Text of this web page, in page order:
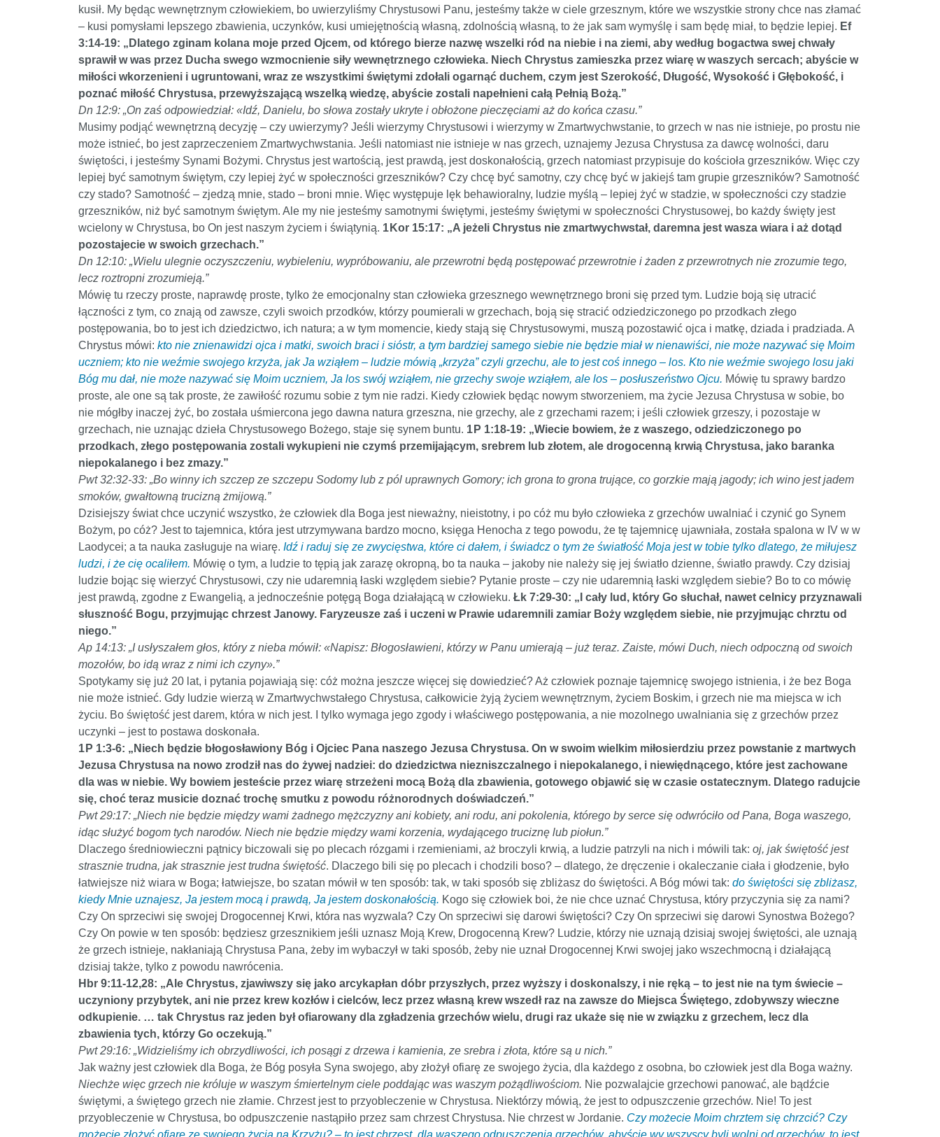
kusił. My będąc wewnętrznym człowiekiem, bo uwierzyliśmy Chrystusowi Panu, jesteśmy także w ciele grzesznym, które we wszystkie strony chce nas złamać
– kusi pomysłami lepszego zbawienia, uczynków, kusi umiejętnością własną, zdolnością własną, to że jak sam wymyślę i sam będę miał, to będzie lepiej. Ef
3:14-19: „Dlatego zginam kolana moje przed Ojcem, od którego bierze nazwę wszelki ród na niebie i na ziemi, aby według bogactwa swej chwały
sprawił w was przez Ducha swego wzmocnienie siły wewnętrznego człowieka. Niech Chrystus zamieszka przez wiarę w waszych sercach; abyście w
miłości wkorzenieni i ugruntowani, wraz ze wszystkimi świętymi zdołali ogarnąć duchem, czym jest Szerokość, Długość, Wysokość i Głębokość, i
poznać miłość Chrystusa, przewyższającą wszelką wiedzę, abyście zostali napełnieni całą Pełnią Bożą.”
Dn 12:9: „On zaś odpowiedział: «Idź, Danielu, bo słowa zostały ukryte i obłożone pieczęciami aż do końca czasu.”
Musimy podjąć wewnętrzną decyzję – czy uwierzymy? Jeśli wierzymy Chrystusowi i wierzymy w Zmartwychwstanie, to grzech w nas nie istnieje, po prostu nie
może istnieć, bo jest zaprzeczeniem Zmartwychwstania. Jeśli natomiast nie istnieje w nas grzech, uznajemy Jezusa Chrystusa za dawcę wolności, daru
świętości, i jesteśmy Synami Bożymi. Chrystus jest wartością, jest prawdą, jest doskonałością, grzech natomiast przypisuje do kościoła grzeszników. Więc czy
lepiej być samotnym świętym, czy lepiej żyć w społeczności grzeszników? Czy chcę być samotny, czy chcę być w jakiejś tam grupie grzeszników? Samotność
czy stado? Samotność – zjedzą mnie, stado – broni mnie. Więc występuje lęk behawioralny, ludzie myślą – lepiej żyć w stadzie, w społeczności czy stadzie
grzeszników, niż być samotnym świętym. Ale my nie jesteśmy samotnymi świętymi, jesteśmy świętymi w społeczności Chrystusowej, bo każdy święty jest
wcielony w Chrystusa, bo On jest naszym życiem i świątynią. 1 Kor 15:17: „A jeżeli Chrystus nie zmartwychwstał, daremna jest wasza wiara i aż dotąd
pozostajecie w swoich grzechach.”
Dn 12:10: „Wielu ulegnie oczyszczeniu, wybieleniu, wypróbowaniu, ale przewrotni będą postępować przewrotnie i żaden z przewrotnych nie zrozumie tego,
lecz roztropni zrozumieją.”
Mówię tu rzeczy proste, naprawdę proste, tylko że emocjonalny stan człowieka grzesznego wewnętrznego broni się przed tym. Ludzie boją się utracić
łączności z tym, co znają od zawsze, czyli swoich przodków, którzy poumierali w grzechach, boją się stracić odziedziczonego po przodkach złego
postępowania, bo to jest ich dziedzictwo, ich natura; a w tym momencie, kiedy stają się Chrystusowymi, muszą pozostawić ojca i matkę, dziada i pradziada. A
Chrystus mówi: kto nie znienawidzi ojca i matki, swoich braci i sióstr, a tym bardziej samego siebie nie będzie miał w nienawiści, nie może nazywać się Moim
uczniem; kto nie weźmie swojego krzyża, jak Ja wziąłem – ludzie mówią „krzyża” czyli grzechu, ale to jest coś innego – los. Kto nie weźmie swojego losu jaki
Bóg mu dał, nie może nazywać się Moim uczniem, Ja los swój wziąłem, nie grzechy swoje wziąłem, ale los – posłuszeństwo Ojcu. Mówię tu sprawy bardzo
proste, ale one są tak proste, że zawiłość rozumu sobie z tym nie radzi. Kiedy człowiek będąc nowym stworzeniem, ma życie Jezusa Chrystusa w sobie, bo
nie mógłby inaczej żyć, bo została uśmiercona jego dawna natura grzeszna, nie grzechy, ale z grzechami razem; i jeśli człowiek grzeszy, i pozostaje w
grzechach, nie uznając dzieła Chrystusowego Bożego, staje się synem buntu. 1 P 1:18-19: „Wiecie bowiem, że z waszego, odziedziczonego po
przodkach, złego postępowania zostali wykupieni nie czymś przemijającym, srebrem lub złotem, ale drogocenną krwią Chrystusa, jako baranka
niepokalanego i bez zmazy.”
Pwt 32:32-33: „Bo winny ich szczep ze szczepu Sodomy lub z pól uprawnych Gomory; ich grona to grona trujące, co gorzkie mają jagody; ich wino jest jadem
smoków, gwałtowną trucizną żmijową.”
Dzisiejszy świat chce uczynić wszystko, że człowiek dla Boga jest nieważny, nieistotny, i po cóż mu było człowieka z grzechów uwalniać i czynić go Synem
Bożym, po cóż? Jest to tajemnica, która jest utrzymywana bardzo mocno, księga Henocha z tego powodu, że tę tajemnicę ujawniała, została spalona w IV w w
Laodycei; a ta nauka zasługuje na wiarę. Idź i raduj się ze zwycięstwa, które ci dałem, i świadcz o tym że światłość Moja jest w tobie tylko dlatego, że miłujesz
ludzi, i że cię ocaliłem. Mówię o tym, a ludzie to tępią jak zarazę okropną, bo ta nauka – jakoby nie należy się jej światło dzienne, światło prawdy. Czy dzisiaj
ludzie bojąc się wierzyć Chrystusowi, czy nie udaremnią łaski względem siebie? Pytanie proste – czy nie udaremnią łaski względem siebie? Bo to co mówię
jest prawdą, zgodne z Ewangelią, a jednocześnie potęgą Boga działającą w człowieku. Łk 7:29-30: „I cały lud, który Go słuchał, nawet celnicy przyznawali
słuszność Bogu, przyjmując chrzest Janowy. Faryzeusze zaś i uczeni w Prawie udaremnili zamiar Boży względem siebie, nie przyjmując chrztu od
niego.”
Ap 14:13: „I usłyszałem głos, który z nieba mówił: «Napisz: Błogosławieni, którzy w Panu umierają – już teraz. Zaiste, mówi Duch, niech odpoczną od swoich
mozołów, bo idą wraz z nimi ich czyny».”
Spotykamy się już 20 lat, i pytania pojawiają się: cóż można jeszcze więcej się dowiedzieć? Aż człowiek poznaje tajemnicę swojego istnienia, i że bez Boga
nie może istnieć. Gdy ludzie wierzą w Zmartwychwstałego Chrystusa, całkowicie żyją życiem wewnętrznym, życiem Boskim, i grzech nie ma miejsca w ich
życiu. Bo świętość jest darem, która w nich jest. I tylko wymaga jego zgody i właściwego postępowania, a nie mozolnego uwalniania się z grzechów przez
uczynki – jest to postawa doskonała.
1 P 1:3-6: „Niech będzie błogosławiony Bóg i Ojciec Pana naszego Jezusa Chrystusa. On w swoim wielkim miłosierdziu przez powstanie z martwych
Jezusa Chrystusa na nowo zrodził nas do żywej nadziei: do dziedzictwa niezniszczalnego i niepokalanego, i niewiędnącego, które jest zachowane
dla was w niebie. Wy bowiem jesteście przez wiarę strzeżeni mocą Bożą dla zbawienia, gotowego objawić się w czasie ostatecznym. Dlatego radujcie
się, choć teraz musicie doznać trochę smutku z powodu różnorodnych doświadczeń.”
Pwt 29:17: „Niech nie będzie między wami żadnego mężczyzny ani kobiety, ani rodu, ani pokolenia, którego by serce się odwróciło od Pana, Boga waszego,
idąc służyć bogom tych narodów. Niech nie będzie między wami korzenia, wydającego truciznę lub piołun.”
Dlaczego średniowieczni pątnicy biczowali się po plecach rózgami i rzemieniami, aż broczyli krwią, a ludzie patrzyli na nich i mówili tak: oj, jak świętość jest
strasznie trudna, jak strasznie jest trudna świętość. Dlaczego bili się po plecach i chodzili boso? – dlatego, że dręczenie i okaleczanie ciała i głodzenie, było
łatwiejsze niż wiara w Boga; łatwiejsze, bo szatan mówił w ten sposób: tak, w taki sposób się zbliżasz do świętości. A Bóg mówi tak: do świętości się zbliżasz,
kiedy Mnie uznajesz, Ja jestem mocą i prawdą, Ja jestem doskonałością. Kogo się człowiek boi, że nie chce uznać Chrystusa, który przyczynia się za nami?
Czy On sprzeciwi się swojej Drogocennej Krwi, która nas wyzwala? Czy On sprzeciwi się darowi świętości? Czy On sprzeciwi się darowi Synostwa Bożego?
Czy On powie w ten sposób: będziesz grzesznikiem jeśli uznasz Moją Krew, Drogocenną Krew? Ludzie, którzy nie uznają dzisiaj swojej świętości, ale uznają
że grzech istnieje, nakłaniają Chrystusa Pana, żeby im wybaczył w taki sposób, żeby nie uznał Drogocennej Krwi swojej jako wszechmocną i działającą
dzisiaj także, tylko z powodu nawrócenia.
Hbr 9:11-12,28: „Ale Chrystus, zjawiwszy się jako arcykapłan dóbr przyszłych, przez wyższy i doskonalszy, i nie ręką – to jest nie na tym świecie –
uczyniony przybytek, ani nie przez krew kozłów i cielców, lecz przez własną krew wszedł raz na zawsze do Miejsca Świętego, zdobywszy wieczne
odkupienie. … tak Chrystus raz jeden był ofiarowany dla zgładzenia grzechów wielu, drugi raz ukaże się nie w związku z grzechem, lecz dla
zbawienia tych, którzy Go oczekują.”
Pwt 29:16: „Widzieliśmy ich obrzydliwości, ich posągi z drzewa i kamienia, ze srebra i złota, które są u nich.”
Jak ważny jest człowiek dla Boga, że Bóg posyła Syna swojego, aby złożył ofiarę ze swojego życia, dla każdego z osobna, bo człowiek jest dla Boga ważny.
Niechże więc grzech nie króluje w waszym śmiertelnym ciele poddając was waszym pożądliwościom. Nie pozwalajcie grzechowi panować, ale bądźcie
świętymi, a świętego grzech nie złamie. Chrzest jest to przyobleczenie w Chrystusa. Niektórzy mówią, że jest to odpuszczenie grzechów. Nie! To jest
przyobleczenie w Chrystusa, bo odpuszczenie nastąpiło przez sam chrzest Chrystusa. Nie chrzest w Jordanie. Czy możecie Moim chrztem się chrzcić? Czy
możecie złożyć ofiarę ze swojego życia na Krzyżu? – to jest chrzest, dla waszego odpuszczenia grzechów, abyście wy wszyscy byli wolni od grzechów, to jest